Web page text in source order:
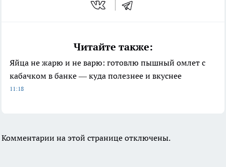
Читайте также:
Яйца не жарю и не варю: готовлю пышный омлет с
кабачком в банке — куда полезнее и вкуснее
11:18
Комментарии на этой странице отключены.